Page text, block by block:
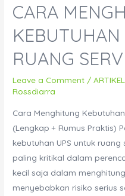
CARA
RUANG
Leave a Comment /ARTIKEL
Rossdiarra
Cara Menghitung
(Lengkap + Rumus Praktis)
kebutuhan UPS untuk
paling kritikal dalam
kecil saja dalam
menyebabkan risiko serius